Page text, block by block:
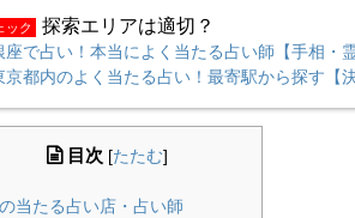
ック
探索エリアは適切？
座で占い！本当によく当たる占い師【手相・霊
京都内のよく当たる占い！最寄駅から探す【
目次 [たたむ]
当たる占い店・占い師